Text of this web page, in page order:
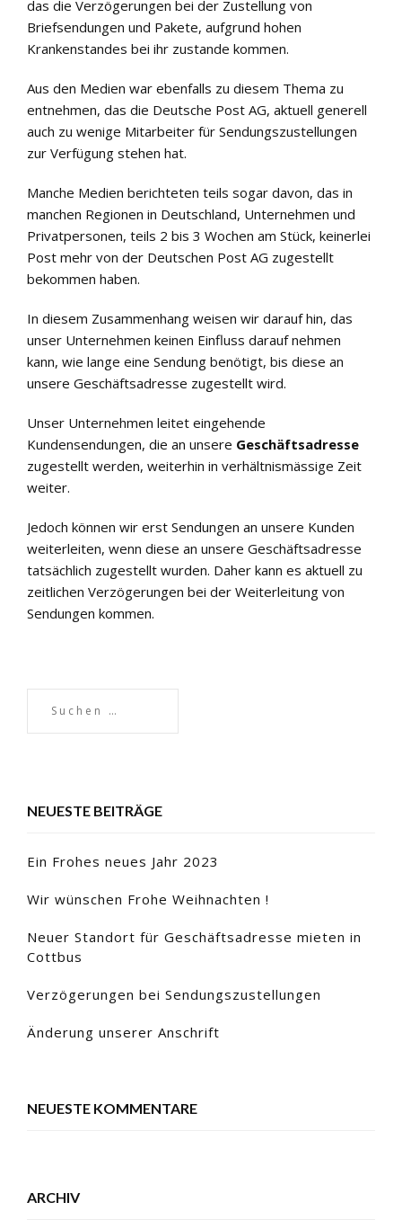
das die Verzögerungen bei der Zustellung von
Briefsendungen und Pakete, aufgrund hohen
Krankenstandes bei ihr zustande kommen.
Aus den Medien war ebenfalls zu diesem Thema zu
entnehmen, das die Deutsche Post AG, aktuell generell
auch zu wenige Mitarbeiter für Sendungszustellungen
zur Verfügung stehen hat.
Manche Medien berichteten teils sogar davon, das in
manchen Regionen in Deutschland, Unternehmen und
Privatpersonen, teils 2 bis 3 Wochen am Stück, keinerlei
Post mehr von der Deutschen Post AG zugestellt
bekommen haben.
In diesem Zusammenhang weisen wir darauf hin, das
unser Unternehmen keinen Einfluss darauf nehmen
kann, wie lange eine Sendung benötigt, bis diese an
unsere Geschäftsadresse zugestellt wird.
Unser Unternehmen leitet eingehende
Kundensendungen, die an unsere Geschäftsadresse
zugestellt werden, weiterhin in verhältnismässige Zeit
weiter.
Jedoch können wir erst Sendungen an unsere Kunden
weiterleiten, wenn diese an unsere Geschäftsadresse
tatsächlich zugestellt wurden. Daher kann es aktuell zu
zeitlichen Verzögerungen bei der Weiterleitung von
Sendungen kommen.
NEUESTE BEITRÄGE
Ein Frohes neues Jahr 2023
Wir wünschen Frohe Weihnachten !
Neuer Standort für Geschäftsadresse mieten in
Cottbus
Verzögerungen bei Sendungszustellungen
Änderung unserer Anschrift
NEUESTE KOMMENTARE
ARCHIV